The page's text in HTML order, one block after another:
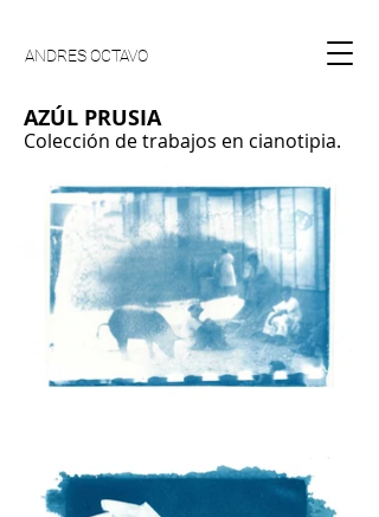
ANDRES OCTAVO
AZÚL PRUSIA
Colección de trabajos en cianotipia.